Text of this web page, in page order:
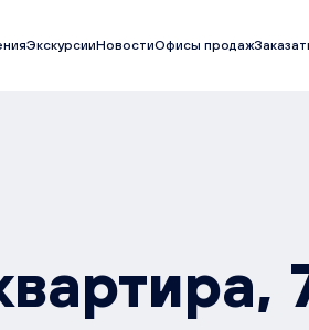
ЭкскурсииНовостиОфисы продаж